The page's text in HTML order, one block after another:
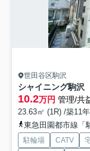
世田谷区駒沢
10.2万円 管理/共
23.63㎡ (1R) /築11
東急田園都市線「
駐輪場 CATV